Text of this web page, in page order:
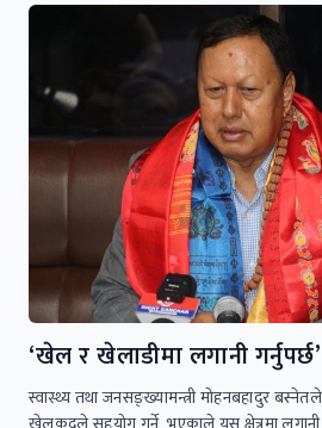
‘खेल र खेलाडीमा लगानी गर्नुपर्छ’
स्वास्थ्य तथा जनसङ्ख्यामन्त्री मोहनबहादुर